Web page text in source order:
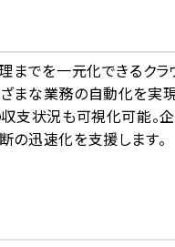
までを一元化できるク
まな業務の自動化を実
支状況も可視化可能。
の迅速化を支援します。